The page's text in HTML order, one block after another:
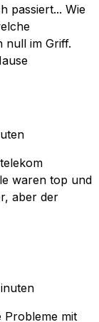
passiert... Wie
null im Griff.
waren top und
aber der
Probleme mit